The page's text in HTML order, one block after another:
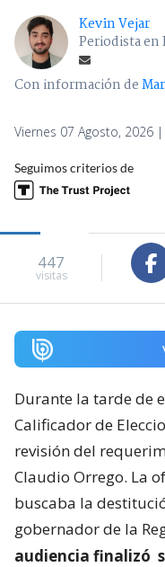
Kevin Vejar
Periodista
Con información de
Viernes 07 Agosto, 2026 |
Seguimos criterios de
447
visitas
Durante la tarde de
Calificador de
revisión del
Claudio Orrego. La
buscaba la
gobernador de la
audiencia finalizó